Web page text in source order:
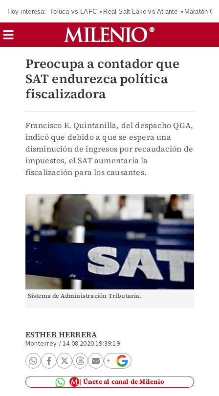
Hoy interesa: Toluca vs LAFC Real Salt Lake vs Atlante Maratón
Preocupa a contador que
SAT endurezca política
fiscalizadora
Francisco E. Quintanilla, del despacho QGA,
indicó que debido a que se espera una
disminución de ingresos por recaudación de
impuestos, el SAT aumentaría la
fiscalización para los causantes.
Sistema de Administración Tributaria.
ESTHER HERRERA
Monterrey /14.08.2020 19:39:19
Únete al canal de Milenio